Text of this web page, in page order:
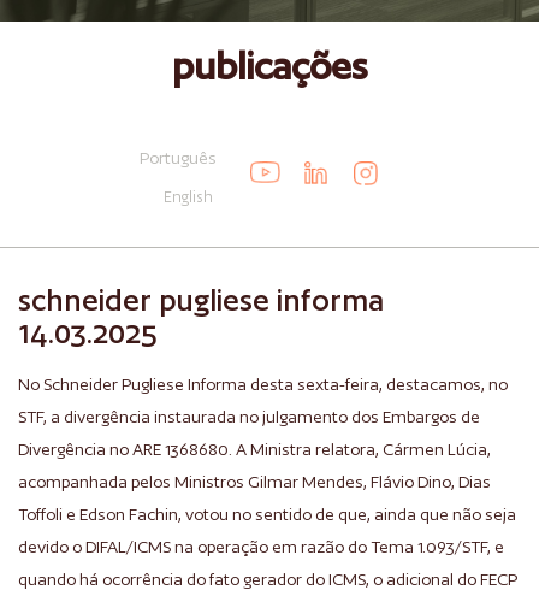
publicações
Português
English
schneider pugliese informa
14.03.2025
No Schneider Pugliese Informa desta sexta-feira, destacamos, no
STF, a divergência instaurada no julgamento dos Embargos de
Divergência no ARE 1368680. A Ministra relatora, Cármen Lúcia,
acompanhada pelos Ministros Gilmar Mendes, Flávio Dino, Dias
Toffoli e Edson Fachin, votou no sentido de que, ainda que não seja
devido o DIFAL/ICMS na operação em razão do Tema 1.093/STF, e
quando há ocorrência do fato gerador do ICMS, o adicional do FECP